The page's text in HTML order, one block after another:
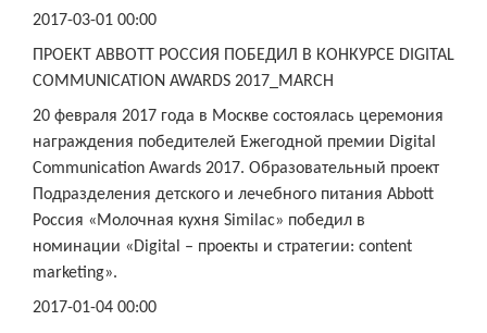
2017-03-01 00:00
ПРОЕКТ ABBOTT РОССИЯ ПОБЕДИЛ В КОНКУРСЕ DIGITAL
COMMUNICATION AWARDS 2017_MARCH
20 февраля 2017 года в Москве состоялась церемония
награждения победителей Ежегодной премии Digital
Communication Awards 2017. Образовательный проект
Подразделения детского и лечебного питания Abbott
Россия «Молочная кухня Similac» победил в
номинации «Digital – проекты и стратегии: content
marketing».
2017-01-04 00:00